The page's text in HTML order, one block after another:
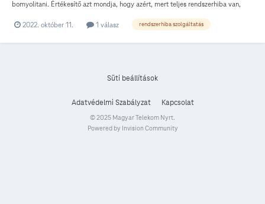
bomyolitani. Értékesítő azt mondja, hogy azért, mert teljes rendszerhiba van,
kezelessel kapcsolatos. Nagyon nehezen tudom felfogni, ez hogy lehetséges,
2022. október 11. 1 válasz rendszerhiba szolgáltatás
Süti beállítások
Adatvédelmi Szabályzat Kapcsolat
© 2025 Magyar Telekom Nyrt.
Powered by Invision Community